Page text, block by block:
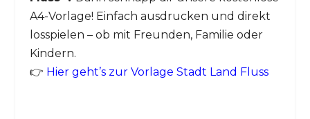
A4-Vorlage! Einfach ausdrucken und direkt
losspielen – ob mit Freunden, Familie oder
Kindern.
👉 Hier geht’s zur Vorlage Stadt Land Fluss